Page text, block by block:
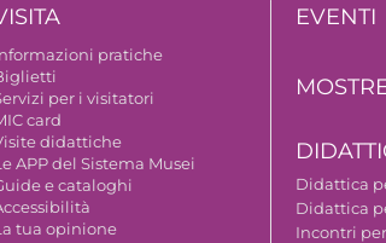
pratiche
per i visitatori
card
didattiche
APP del Sistema Musei
e cataloghi
tua opinione
EVENTI
Didattica
Didattica
Incontri